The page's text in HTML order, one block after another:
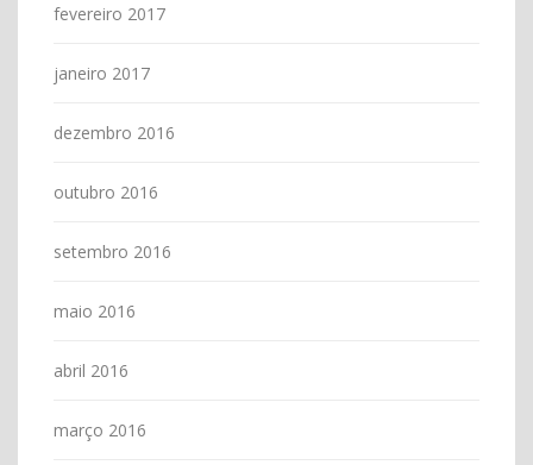
fevereiro 2017
janeiro 2017
dezembro 2016
outubro 2016
setembro 2016
maio 2016
abril 2016
março 2016